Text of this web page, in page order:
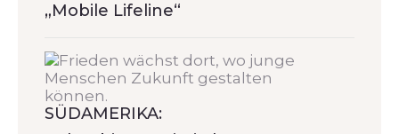
„Mobile Lifeline“
SÜDAMERIKA: